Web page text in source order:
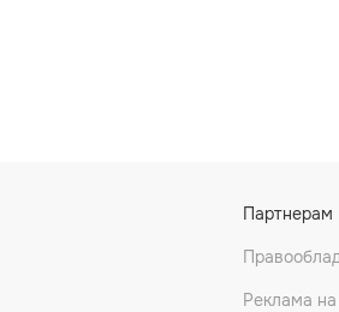
Партнерам
Реклама